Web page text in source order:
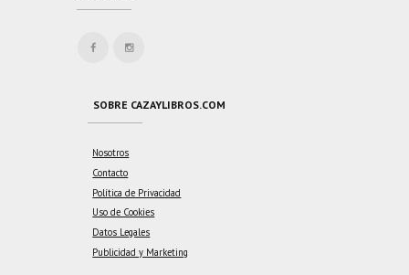
SOBRE CAZAYLIBROS.COM
Nosotros
Contacto
Política de Privacidad
Uso de Cookies
Datos Legales
Publicidad y Marketing